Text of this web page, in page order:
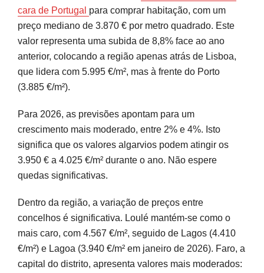
cara de Portugal para comprar habitação, com um
preço mediano de 3.870 € por metro quadrado. Este
valor representa uma subida de 8,8% face ao ano
anterior, colocando a região apenas atrás de Lisboa,
que lidera com 5.995 €/m², mas à frente do Porto
(3.885 €/m²).
Para 2026, as previsões apontam para um
crescimento mais moderado, entre 2% e 4%. Isto
significa que os valores algarvios podem atingir os
3.950 € a 4.025 €/m² durante o ano. Não espere
quedas significativas.
Dentro da região, a variação de preços entre
concelhos é significativa. Loulé mantém-se como o
mais caro, com 4.567 €/m², seguido de Lagos (4.410
€/m²) e Lagoa (3.940 €/m² em janeiro de 2026). Faro, a
capital do distrito, apresenta valores mais moderados: